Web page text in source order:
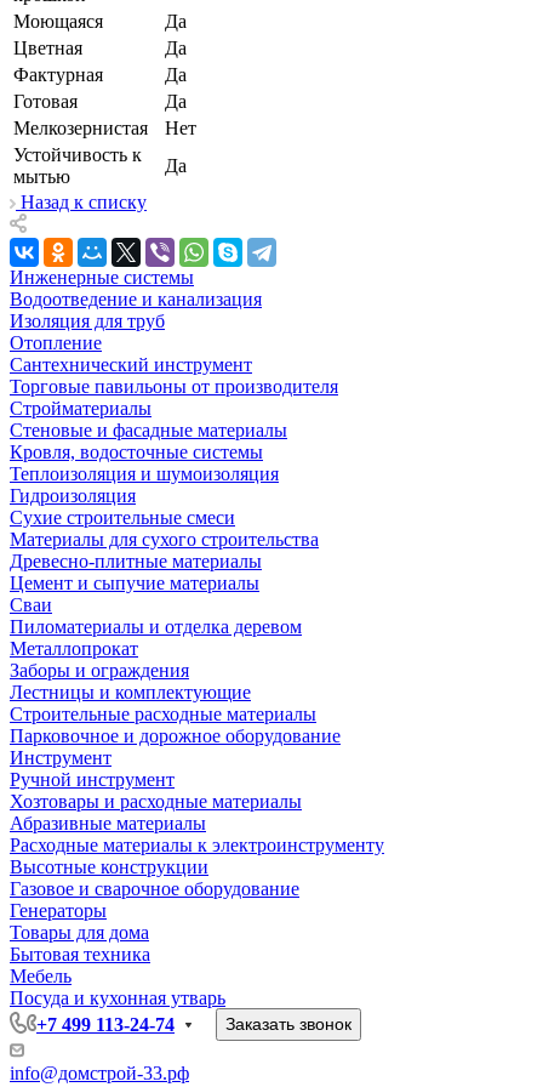
Моющаяся
Да
Цветная
Да
Фактурная
Да
Готовая
Да
Мелкозернистая
Нет
Устойчивость к
мытью
Да
Назад к списку
Инженерные системы
Водоотведение и канализация
Изоляция для труб
Отопление
Сантехнический инструмент
Торговые павильоны от производителя
Стройматериалы
Стеновые и фасадные материалы
Кровля, водосточные системы
Теплоизоляция и шумоизоляция
Гидроизоляция
Сухие строительные смеси
Материалы для сухого строительства
Древесно-плитные материалы
Цемент и сыпучие материалы
Сваи
Пиломатериалы и отделка деревом
Металлопрокат
Заборы и ограждения
Лестницы и комплектующие
Строительные расходные материалы
Парковочное и дорожное оборудование
Инструмент
Ручной инструмент
Хозтовары и расходные материалы
Абразивные материалы
Расходные материалы к электроинструменту
Высотные конструкции
Газовое и сварочное оборудование
Генераторы
Товары для дома
Бытовая техника
Мебель
Посуда и кухонная утварь
+7 499 113-24-74
Заказать звонок
info@домстрой-33.рф